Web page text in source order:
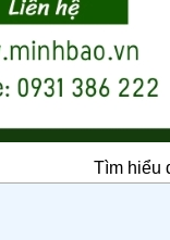
Tìm hiểu